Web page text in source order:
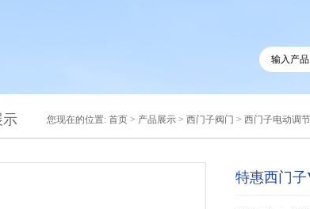
示 您现在的位置: 首页 > 产品展示 > 西门子阀门 > 西门子电动调
特惠西门子